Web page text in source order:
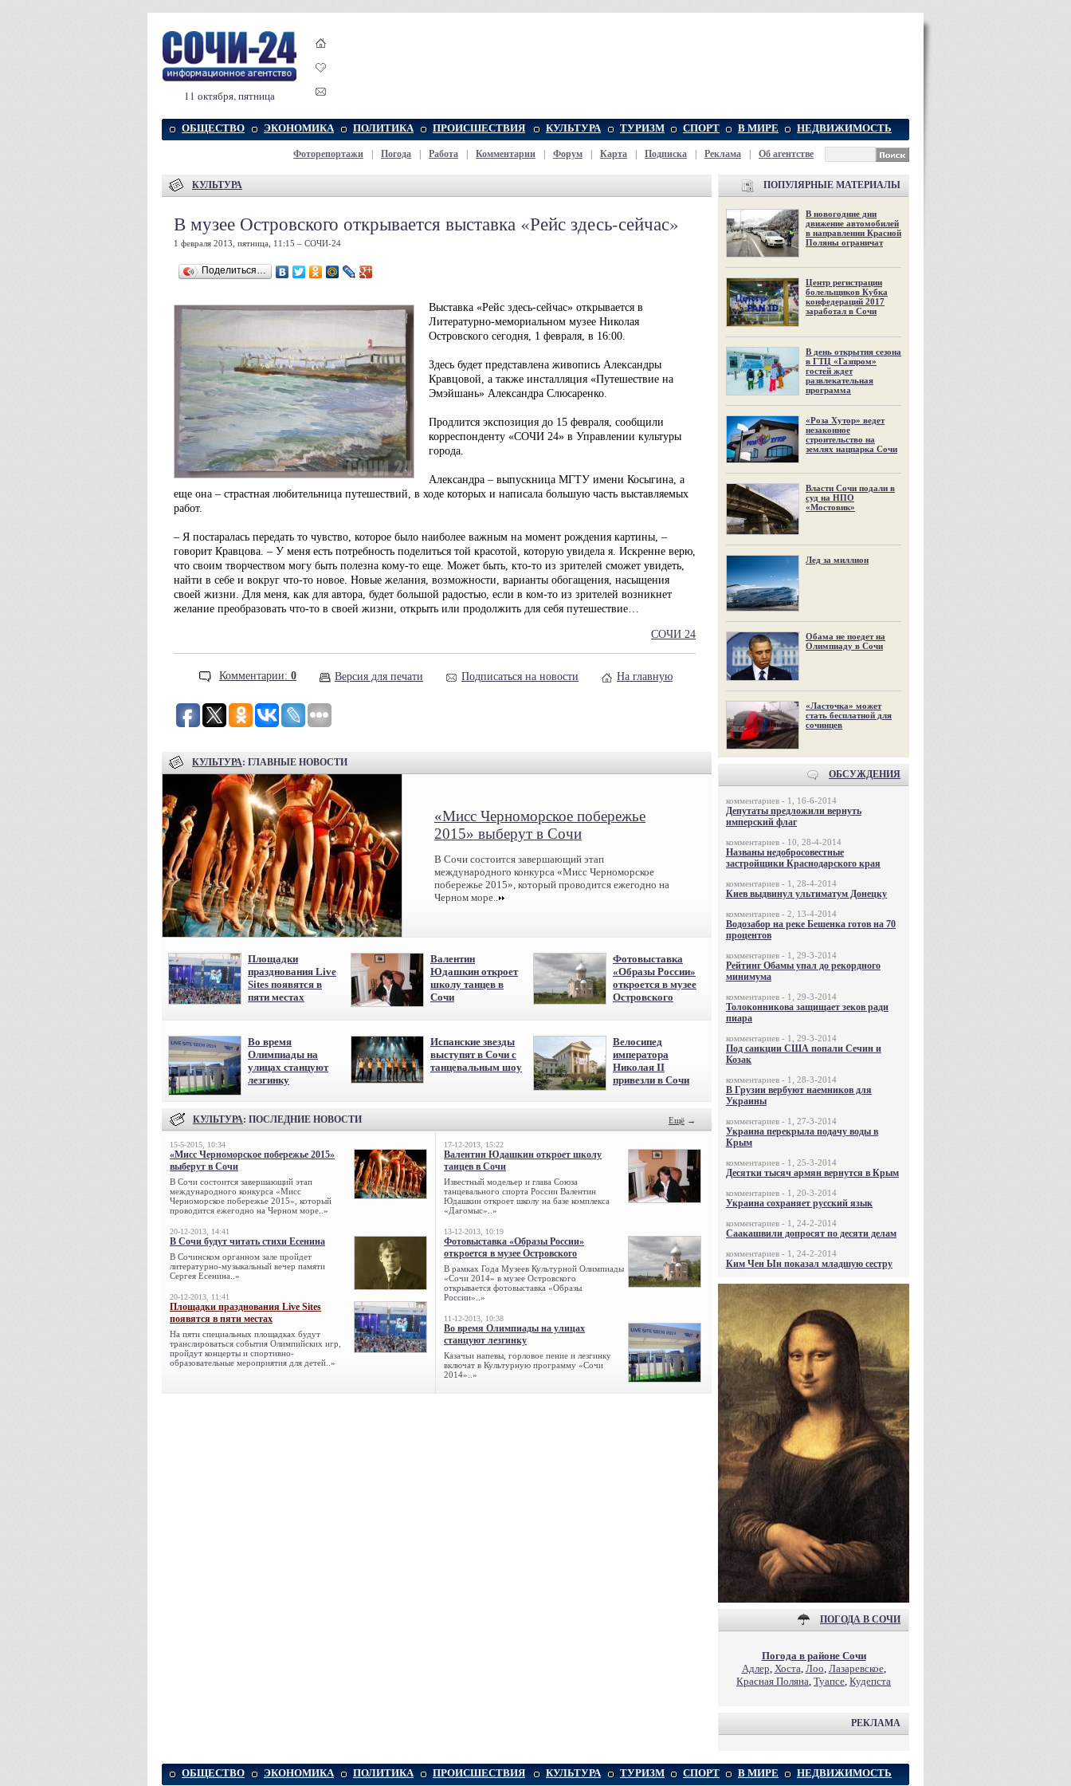
11 октября, пятница
ОБЩЕСТВО ЭКОНОМИКА ПОЛИТИКА ПРОИСШЕСТВИЯ КУЛЬТУРА ТУРИЗМ СПОРТ В МИРЕ НЕДВИЖИМОСТЬ
Фоторепортажи Погода Работа Комментарии Форум Карта Подписка Реклама Об агентстве
КУЛЬТУРА
В музее Островского открывается выставка «Рейс здесь-сейчас»
1 февраля 2013, пятница, 11:15 – СОЧИ-24
Поделиться…
Выставка «Рейс здесь-сейчас» открывается в
Литературно-мемориальном музее Николая
Островского сегодня, 1 февраля, в 16:00.
Здесь будет представлена живопись Александры
Кравцовой, а также инсталляция «Путешествие на
Эмэйшань» Александра Слюсаренко.
Продлится экспозиция до 15 февраля, сообщили
корреспонденту «СОЧИ 24» в Управлении культуры
города.
Александра – выпускница МГТУ имени Косыгина, а
еще она – страстная любительница путешествий, в ходе которых и написала большую часть выставляемых
работ.
– Я постаралась передать то чувство, которое было наиболее важным на момент рождения картины, –
говорит Кравцова. – У меня есть потребность поделиться той красотой, которую увидела я. Искренне верю,
что своим творчеством могу быть полезна кому-то еще. Может быть, кто-то из зрителей сможет увидеть,
найти в себе и вокруг что-то новое. Новые желания, возможности, варианты обогащения, насыщения
своей жизни. Для меня, как для автора, будет большой радостью, если в ком-то из зрителей возникнет
желание преобразовать что-то в своей жизни, открыть или продолжить для себя путешествие…
СОЧИ 24
Комментарии: 0 Версия для печати Подписаться на новости На главную
КУЛЬТУРА: ГЛАВНЫЕ НОВОСТИ
«Мисс Черноморское побережье
2015» выберут в Сочи
В Сочи состоится завершающий этап
международного конкурса «Мисс Черноморское
побережье 2015», который проводится ежегодно на
Черном море..
Площадки
празднования Live
Sites появятся в
пяти местах
Валентин
Юдашкин откроет
школу танцев в
Сочи
Фотовыставка
«Образы России»
откроется в музее
Островского
Во время
Олимпиады на
улицах станцуют
лезгинку
Испанские звезды
выступят в Сочи с
танцевальным шоу
Велосипед
императора
Николая II
привезли в Сочи
КУЛЬТУРА: ПОСЛЕДНИЕ НОВОСТИ Ещё →
15-5-2015, 10:34
«Мисс Черноморское побережье 2015»
выберут в Сочи
В Сочи состоится завершающий этап
международного конкурса «Мисс
Черноморское побережье 2015», который
проводится ежегодно на Черном море..»
20-12-2013, 14:41
В Сочи будут читать стихи Есенина
В Сочинском органном зале пройдет
литературно-музыкальный вечер памяти
Сергея Есенина..»
20-12-2013, 11:41
Площадки празднования Live Sites
появятся в пяти местах
На пяти специальных площадках будут
транслироваться события Олимпийских игр,
пройдут концерты и спортивно-
образовательные мероприятия для детей..»
17-12-2013, 15:22
Валентин Юдашкин откроет школу
танцев в Сочи
Известный модельер и глава Союза
танцевального спорта России Валентин
Юдашкин откроет школу на базе комплекса
«Дагомыс»..»
13-12-2013, 10:19
Фотовыставка «Образы России»
откроется в музее Островского
В рамках Года Музеев Культурной Олимпиады
«Сочи 2014» в музее Островского
открывается фотовыставка «Образы
России»..»
11-12-2013, 10:38
Во время Олимпиады на улицах
станцуют лезгинку
Казачьи напевы, горловое пение и лезгинку
включат в Культурную программу «Сочи
2014»..»
ПОПУЛЯРНЫЕ МАТЕРИАЛЫ
В новогодние дни
движение автомобилей
в направлении Красной
Поляны ограничат
Центр регистрации
болельщиков Кубка
конфедераций 2017
заработал в Сочи
В день открытия сезона
в ГТЦ «Газпром»
гостей ждет
развлекательная
программа
«Роза Хутор» ведет
незаконное
строительство на
землях нацпарка Сочи
Власти Сочи подали в
суд на НПО
«Мостовик»
Лед за миллион
Обама не поедет на
Олимпиаду в Сочи
«Ласточка» может
стать бесплатной для
сочинцев
ОБСУЖДЕНИЯ
комментариев - 1, 16-6-2014
Депутаты предложили вернуть
имперский флаг
комментариев - 10, 28-4-2014
Названы недобросовестные
застройщики Краснодарского края
комментариев - 1, 28-4-2014
Киев выдвинул ультиматум Донецку
комментариев - 2, 13-4-2014
Водозабор на реке Бешенка готов на 70
процентов
комментариев - 1, 29-3-2014
Рейтинг Обамы упал до рекордного
минимума
комментариев - 1, 29-3-2014
Толоконникова защищает зеков ради
пиара
комментариев - 1, 29-3-2014
Под санкции США попали Сечин и
Козак
комментариев - 1, 28-3-2014
В Грузии вербуют наемников для
Украины
комментариев - 1, 27-3-2014
Украина перекрыла подачу воды в
Крым
комментариев - 1, 25-3-2014
Десятки тысяч армян вернутся в Крым
комментариев - 1, 20-3-2014
Украина сохраняет русский язык
комментариев - 1, 24-2-2014
Саакашвили допросят по десяти делам
комментариев - 1, 24-2-2014
Ким Чен Ын показал младшую сестру
ПОГОДА В СОЧИ
Погода в районе Сочи
Адлер, Хоста, Лоо, Лазаревское,
Красная Поляна, Туапсе, Кудепста
РЕКЛАМА
ОБЩЕСТВО ЭКОНОМИКА ПОЛИТИКА ПРОИСШЕСТВИЯ КУЛЬТУРА ТУРИЗМ СПОРТ В МИРЕ НЕДВИЖИМОСТЬ